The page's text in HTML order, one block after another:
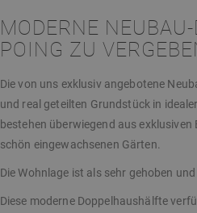
MODERNE
POING ZU
Die von uns exklusiv angebotene
und real geteilten Grundstück in
bestehen überwiegend aus
schön eingewachsenen Gärten.
Die Wohnlage ist als sehr gehoben
Diese moderne Doppelhaushälfte